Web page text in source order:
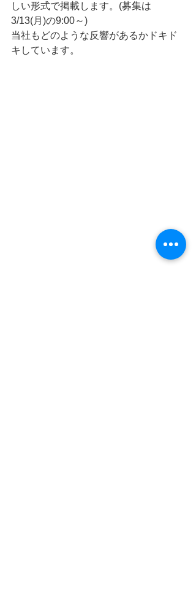
しい形式で掲載します。(募集は
3/13(月)の9:00～)
当社もどのような反響があるかドキド
キしています。